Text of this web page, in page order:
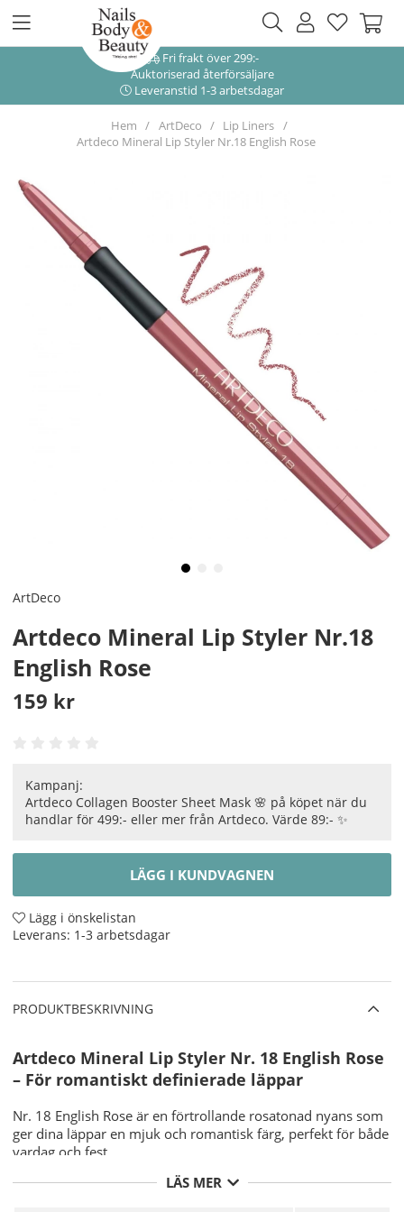
Fri frakt över 299:-
Auktoriserad återförsäljare
Leveranstid 1-3 arbetsdagar
Hem ArtDeco
Lip Liners
Artdeco Mineral Lip Styler Nr.18 English Rose
ArtDeco
Artdeco Mineral Lip Styler Nr.18
English Rose
159 kr
Kampanj:
Artdeco Collagen Booster Sheet Mask 🌸 på köpet när du
handlar för 499:- eller mer från Artdeco. Värde 89:- ✨
LÄGG I KUNDVAGNEN
Lägg i önskelistan
Leverans: 1-3 arbetsdagar
PRODUKTBESKRIVNING
Artdeco Mineral Lip Styler Nr. 18 English Rose
– För romantiskt definierade läppar
Nr. 18 English Rose är en förtrollande rosatonad nyans som
ger dina läppar en mjuk och romantisk färg, perfekt för både
vardag och fest.
Silkeslen applicering: Berikad med mineraler som
LÄS MER